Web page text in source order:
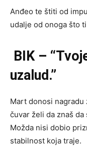
Anđeo te štiti od
udalje od onoga što
BIK –
uzalud.”
Mart donosi
čuvar želi da znaš
Možda nisi dobio
stabilnost koja traje.